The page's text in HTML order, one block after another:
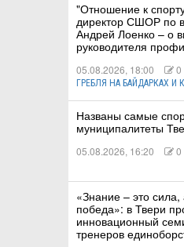
"Отношение к
директор СШОР по
Андрей Лоенко – о
руководителя
05.08.2026, 18:00 0
ГРЕБЛЯ НА БАЙДАРКАХ И
Названы самые
муниципалитеты
05.08.2026, 16:20 0
«Знание – это
победа»: в Твери
инновационный
тренеров